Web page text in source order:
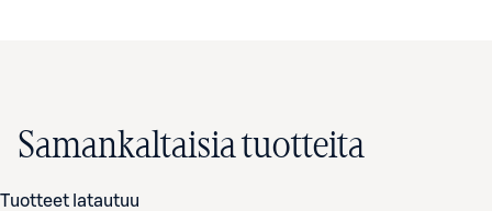
Samankaltaisia tuotteita
Tuotteet latautuu